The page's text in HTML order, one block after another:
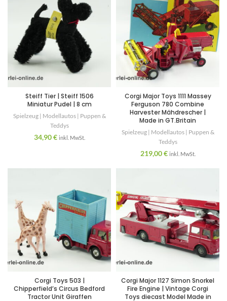
Steiff Tier | Steiff 1506
Miniatur Pudel | 8 cm
Spielzeug | Modellautos | Puppen &
Teddys
34,90€ inkl. MwSt.
Corgi Major Toys 1111 Massey
Ferguson 780 Combine
Harvester Mähdrescher |
Made in GT.Britain
Spielzeug | Modellautos | Puppen &
Teddys
219,00€ inkl. MwSt.
Corgi Toys 503 |
Chipperfield’s Circus Bedford
Tractor Unit Giraffen
Corgi Major 1127 Simon Snorkel
Fire Engine | Vintage Corgi
Toys diecast Model Made in